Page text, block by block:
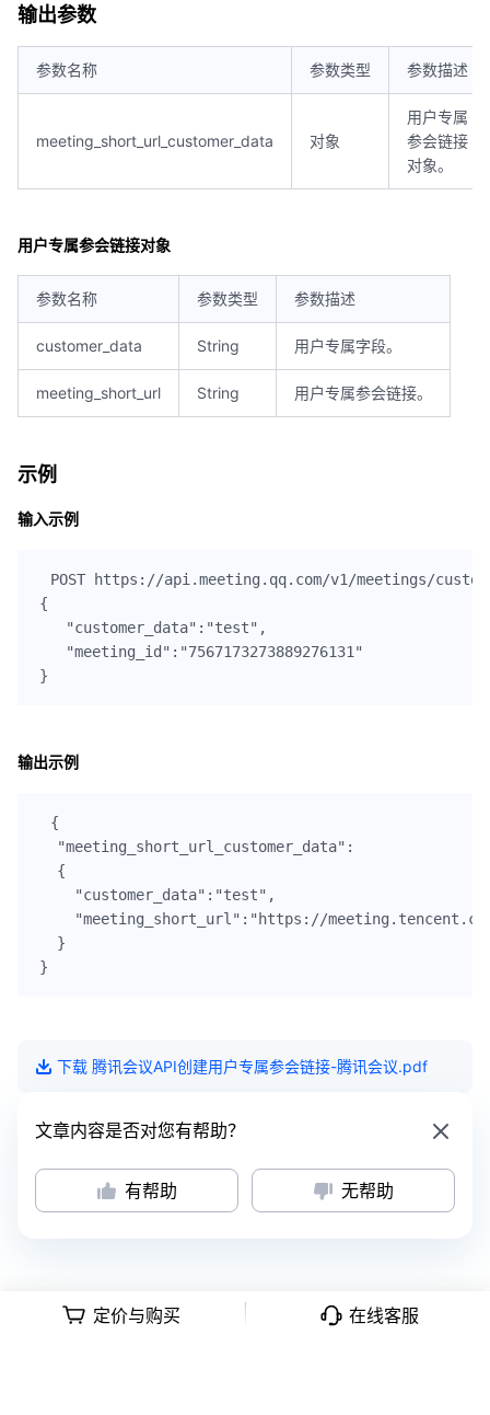
输出参数
参数名称 参数类型 参数描述
meeting_short_url_customer_data 对象
用户专属
参会链接
对象。
用户专属参会链接对象
参数名称 参数类型 参数描述
customer_data String 用户专属字段。
meeting_short_url String 用户专属参会链接。
示例
输入示例
POST https://api.meeting.qq.com/v1 /meetings/
{
"customer_data" : "test" ,
"meeting_id" : "7567173273889276131"
输出示例
{
"meeting_short_url_customer_data" :
  {
"customer_data" : "test" ,
"meeting_short_url" : "https://
  }
下载 腾讯会议API创建用户专属参会链接-腾讯会议.pdf
文章内容是否对您有帮助？
有帮助 无帮助
定价与购买 在线客服